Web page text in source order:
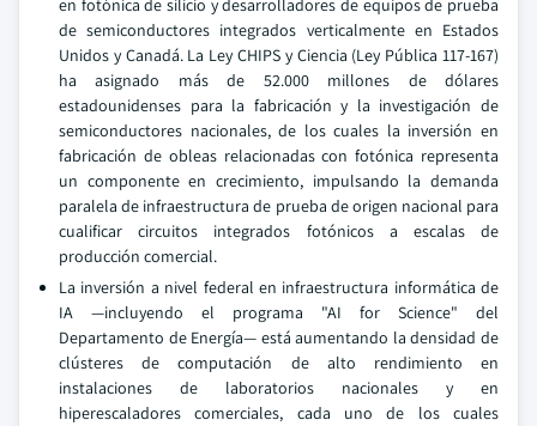
en fotónica de silicio y desarrolladores de equipos de prueba
de semiconductores integrados verticalmente en Estados
Unidos y Canadá. La Ley CHIPS y Ciencia (Ley Pública 117-167)
ha asignado más de 52.000 millones de dólares
estadounidenses para la fabricación y la investigación de
semiconductores nacionales, de los cuales la inversión en
fabricación de obleas relacionadas con fotónica representa
un componente en crecimiento, impulsando la demanda
paralela de infraestructura de prueba de origen nacional para
cualificar circuitos integrados fotónicos a escalas de
producción comercial.
La inversión a nivel federal en infraestructura informática de
IA —incluyendo el programa "AI for Science" del
Departamento de Energía— está aumentando la densidad de
clústeres de computación de alto rendimiento en
instalaciones de laboratorios nacionales y en
hiperescaladores comerciales, cada uno de los cuales